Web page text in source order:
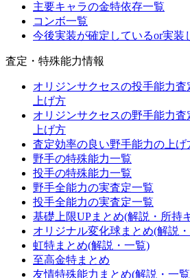
主要キャラの金特依存一覧
コンボ一覧
今後実装が確定しているor実装
査定・特殊能力情報
オリジンサクセスの投手能力
上げ方
オリジンサクセスの野手能力
上げ方
査定効率の良い野手能力の上げ
野手の特殊能力一覧
投手の特殊能力一覧
野手全能力の実査定一覧
投手全能力の実査定一覧
基礎上限UPまとめ(解説・所持
オリジナル変化球まとめ(解説
虹特まとめ(解説・一覧)
至高金特まとめ
友情特殊能力まとめ(解説・一